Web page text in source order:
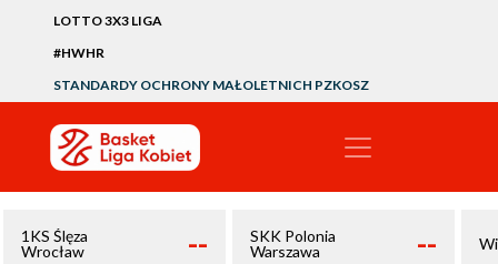
LOTTO 3X3 LIGA
#HWHR
STANDARDY OCHRONY MAŁOLETNICH PZKOSZ
1KS Ślęza
Wrocław
--
SKK Polonia
Warszawa
--